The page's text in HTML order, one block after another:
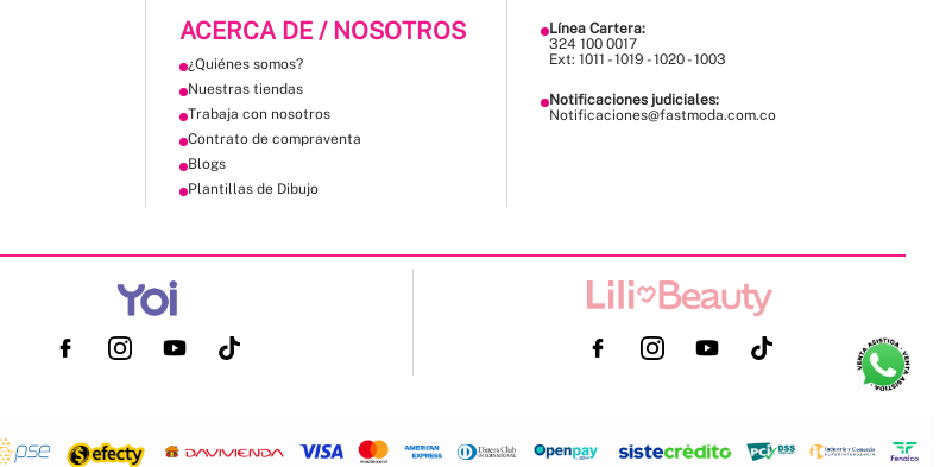
ACERCA DE / NOSOTROS
¿Quiénes somos?
Nuestras tiendas
Trabaja con nosotros
Contrato de compraventa
Blogs
Plantillas de Dibujo
Línea Cartera:
324 100 0017
Ext: 1011 - 1019 - 1020 - 1003
Notificaciones judiciales:
Notificaciones@fastmoda.com.co